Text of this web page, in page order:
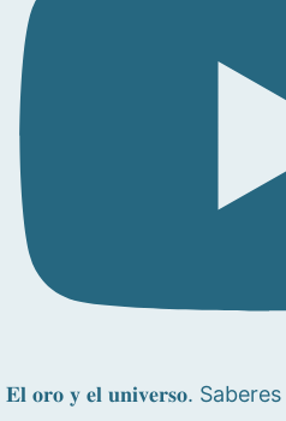
𝐄𝐥 𝐨𝐫𝐨 𝐲 𝐞𝐥 𝐮𝐧𝐢𝐯𝐞𝐫𝐬𝐨.